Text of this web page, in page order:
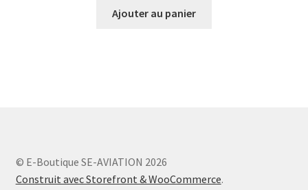
Ajouter au panier
© E-Boutique SE-AVIATION 2026
Construit avec Storefront & WooCommerce.